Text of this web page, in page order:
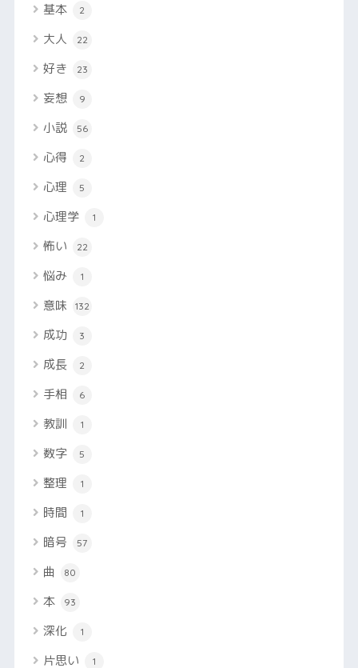
基本 2
大人 22
好き 23
妄想 9
小説 56
心得 2
心理 5
心理学 1
怖い 22
悩み 1
意味 132
成功 3
成長 2
手相 6
教訓 1
数字 5
整理 1
時間 1
暗号 57
曲 80
本 93
深化 1
片思い 1